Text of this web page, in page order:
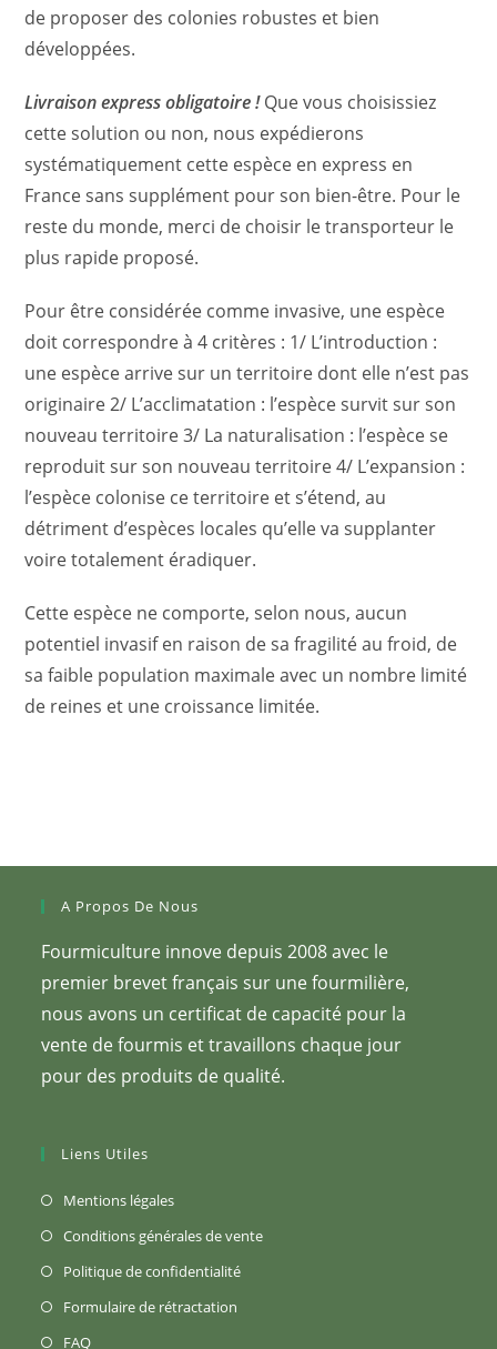
de proposer des colonies robustes et bien
développées.
Livraison express obligatoire !Que vous choisissiez
cette solution ou non, nous expédierons
systématiquement cette espèce en express en
France sans supplément pour son bien-être. Pour le
reste du monde, merci de choisir le transporteur le
plus rapide proposé.
Pour être considérée comme invasive, une espèce
doit correspondre à 4 critères : 1/ L’introduction :
une espèce arrive sur un territoire dont elle n’est pas
originaire 2/ L’acclimatation : l’espèce survit sur son
nouveau territoire 3/ La naturalisation : l’espèce se
reproduit sur son nouveau territoire 4/ L’expansion :
l’espèce colonise ce territoire et s’étend, au
détriment d’espèces locales qu’elle va supplanter
voire totalement éradiquer.
Cette espèce ne comporte, selon nous, aucun
potentiel invasif en raison de sa fragilité au froid, de
sa faible population maximale avec un nombre limité
de reines et une croissance limitée.
A Propos De Nous
Fourmiculture innove depuis 2008 avec le
premier brevet français sur une fourmilière,
nous avons un certificat de capacité pour la
vente de fourmis et travaillons chaque jour
pour des produits de qualité.
Liens Utiles
Mentions légalesS’ouvre
nouvel
onglet
Conditions générales de venteS’ouvre
Politique de confidentialitéS’ouvre
Formulaire de rétractation
FAQS’ouvre